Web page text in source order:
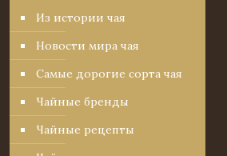
Из истории чая
Новости мира чая
Самые дорогие сорта чая
Чайные бренды
Чайные рецепты